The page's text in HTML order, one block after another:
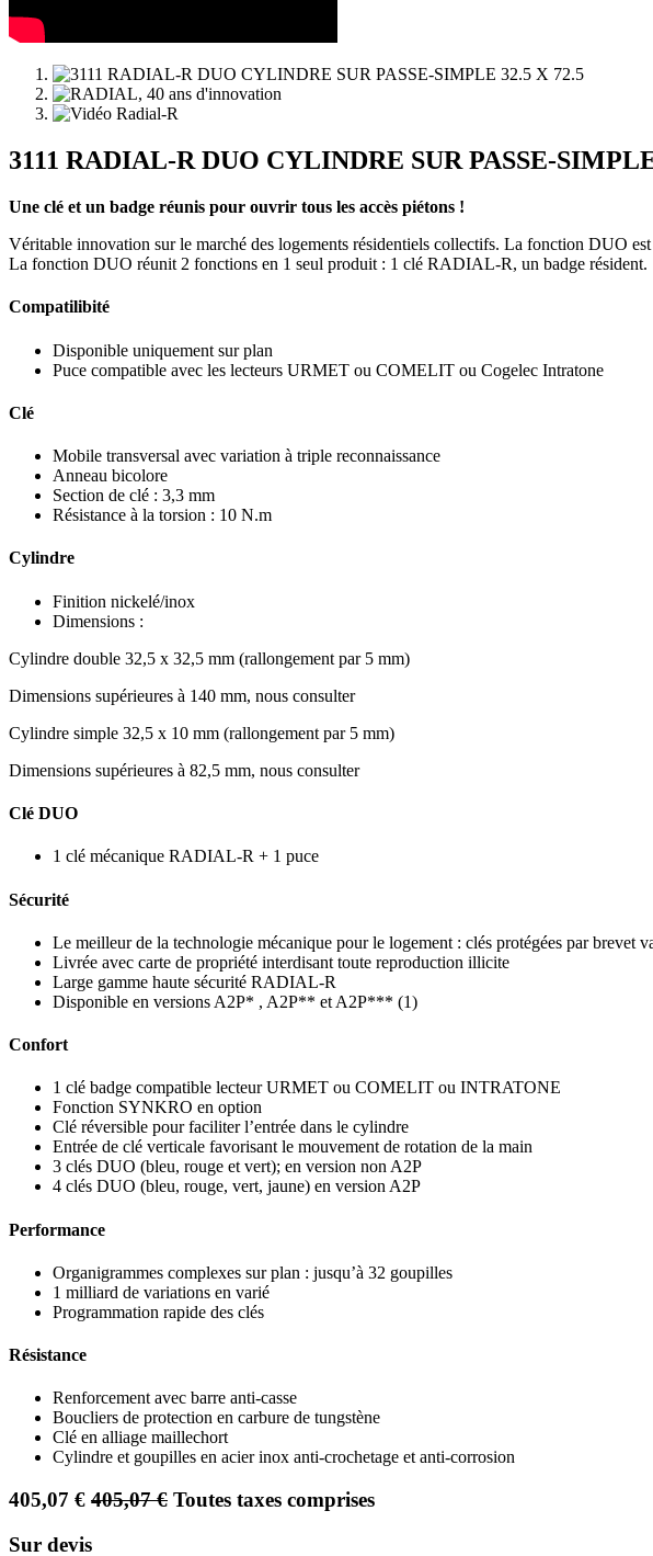
3111 RADIAL-R DUO CYLINDRE SUR PASSE-
Une clé et un badge réunis pour ouvrir tous les accès piétons !
Véritable innovation sur le marché des logements résidentiels collectifs. La fonction DUO
La fonction DUO réunit 2 fonctions en 1 seul produit : 1 clé RADIAL-R, un badge résident.
Compatilibité
Disponible uniquement sur plan
Puce compatible avec les lecteurs URMET ou COMELIT ou Cogelec Intratone
Clé
Mobile transversal avec variation à triple reconnaissance
Anneau bicolore
Section de clé : 3,3 mm
Résistance à la torsion : 10 N.m
Cylindre
Finition nickelé/inox
Dimensions :
Cylindre double 32,5 x 32,5 mm (rallongement par 5 mm)
Dimensions supérieures à 140 mm, nous consulter
Cylindre simple 32,5 x 10 mm (rallongement par 5 mm)
Dimensions supérieures à 82,5 mm, nous consulter
Clé DUO
1 clé mécanique RADIAL-R + 1 puce
Sécurité
Le meilleur de la technologie mécanique pour le logement : clés protégées par brevet
Livrée avec carte de propriété interdisant toute reproduction illicite
Large gamme haute sécurité RADIAL-R
Disponible en versions A2P* , A2P** et A2P*** (1)
Confort
1 clé badge compatible lecteur URMET ou COMELIT ou INTRATONE
Fonction SYNKRO en option
Clé réversible pour faciliter l’entrée dans le cylindre
Entrée de clé verticale favorisant le mouvement de rotation de la main
3 clés DUO (bleu, rouge et vert); en version non A2P
4 clés DUO (bleu, rouge, vert, jaune) en version A2P
Performance
Organigrammes complexes sur plan : jusqu’à 32 goupilles
1 milliard de variations en varié
Programmation rapide des clés
Résistance
Renforcement avec barre anti-casse
Boucliers de protection en carbure de tungstène
Clé en alliage maillechort
Cylindre et goupilles en acier inox anti-crochetage et anti-corrosion
405,07 € 405,07€ Toutes taxes comprises
Sur devis